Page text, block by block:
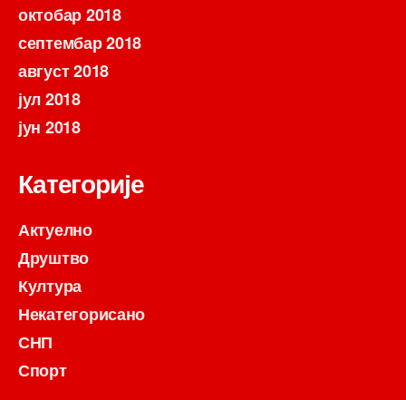
октобар 2018
септембар 2018
август 2018
јул 2018
јун 2018
Категорије
Актуелно
Друштво
Култура
Некатегорисано
СНП
Спорт